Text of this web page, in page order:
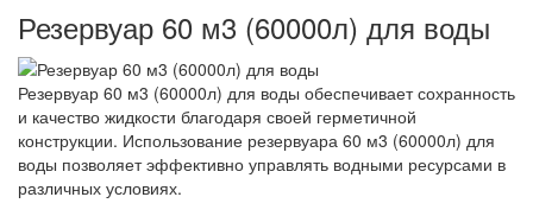
Резервуар 60 м3 (60000л) для воды
Резервуар 60 м3 (60000л) для воды обеспечивает сохранность
и качество жидкости благодаря своей герметичной
конструкции. Использование резервуара 60 м3 (60000л) для
воды позволяет эффективно управлять водными ресурсами в
различных условиях.